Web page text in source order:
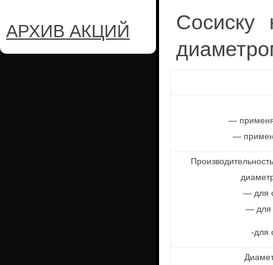
АРХИВ АКЦИЙ
Сосиску
—
—
Производительнос
— для
— для
-для